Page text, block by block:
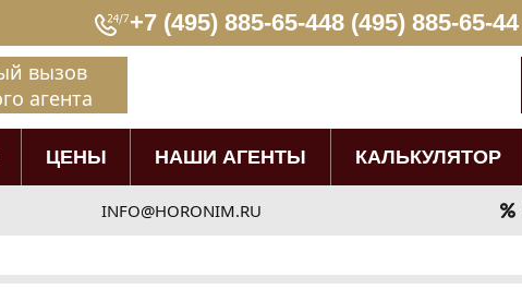
+7 (495) 885-65-448 (495) 885-65-44
вызов
агента
ЦЕНЫ НАШИ АГЕНТЫ КАЛЬКУЛЯТОР
INFO@HORONIM.RU